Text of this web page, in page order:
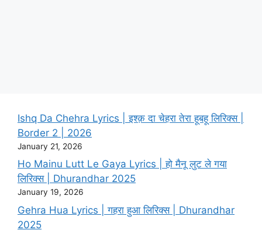
Ishq Da Chehra Lyrics | इश्क़ दा चेहरा तेरा हूबहू लिरिक्स |
Border 2 | 2026
January 21, 2026
Ho Mainu Lutt Le Gaya Lyrics | हो मैनू लुट ले गया
लिरिक्स | Dhurandhar 2025
January 19, 2026
Gehra Hua Lyrics | गहरा हुआ लिरिक्स | Dhurandhar
2025